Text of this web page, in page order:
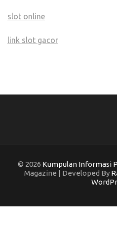
slot online
link slot gacor
© 2026 Kumpulan Informasi
Magazine | Developed By